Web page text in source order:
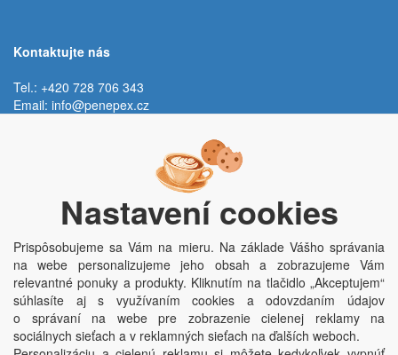
Kontaktujte nás
Tel.: +420 728 706 343
Email: info@penepex.cz
Trávník 2076, 686 03 Staré Město
Copyright © Penepex s.r.o. 2025, powered byABRA E-shop
Penepex s.r.o., Za Špicí 1798, 686 03 Staré Město; IČO: 03220923; DIČ:
Nastavení cookies
Prispôsobujeme sa Vám na mieru. Na základe Vášho správania
na webe personalizujeme jeho obsah a zobrazujeme Vám
relevantné ponuky a produkty. Kliknutím na tlačidlo „Akceptujem“
súhlasíte aj s využívaním cookies a odovzdaním údajov
o správaní na webe pre zobrazenie cielenej reklamy na
sociálnych sieťach a v reklamných sieťach na ďalších weboch.